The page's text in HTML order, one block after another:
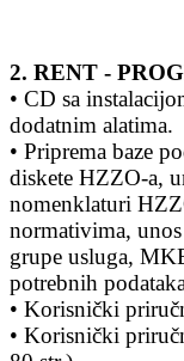
2. RENT -
• CD sa
dodatnim alatima.
• Priprema baze
diskete HZZO-a,
nomenklaturi
normativima,
grupe usluga,
potrebnih
• Korisnički
• Korisnički